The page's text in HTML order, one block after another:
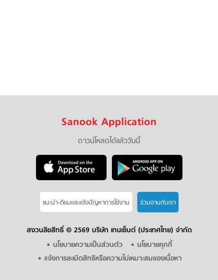
Sanook Application
ดาวน์โหลดได้แล้ววันนี้
แนะนำ-ติชมเเละแจ้งปัญหาการใช้งาน ร่วมงานกับเรา
สงวนลิขสิทธิ์ © 2569 บริษัท เทนเซ็นต์ (ประเทศไทย) จำกัด
นโยบายความเป็นส่วนตัว
นโยบายคุกกี้
แจ้งการละเมิดสิทธิหรือความไม่เหมาะสมของเนื้อหา